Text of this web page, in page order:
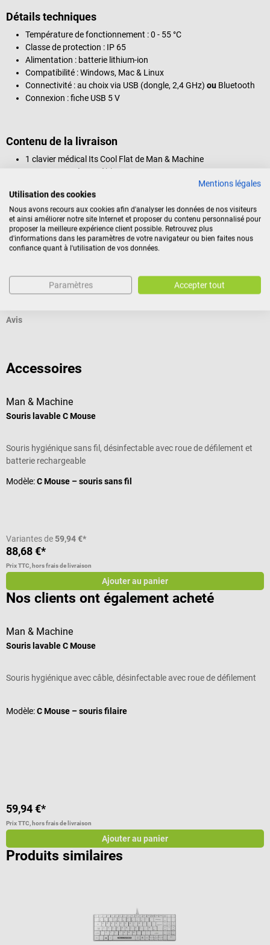
Détails techniques
Température de fonctionnement : 0 - 55 °C
Classe de protection : IP 65
Alimentation : batterie lithium-ion
Compatibilité : Windows, Mac & Linux
Connectivité : au choix via USB (dongle, 2,4 GHz) ou Bluetooth
Connexion : fiche USB 5 V
Contenu de la livraison
1 clavier médical Its Cool Flat de Man & Machine
Connecté par câble
Disposition : QWERTZ (disposition du clavier allemand)
1 câble USB
Identification du produit
Documents
Avis
Accessoires
Man & Machine
Souris lavable C Mouse
Souris hygiénique sans fil, désinfectable avec roue de défilement et
batterie rechargeable
Modèle:C Mouse – souris sans fil
Variantes de 59,94 €*
88,68 €*
Prix TTC, hors frais de livraison
Ajouter au panier
Nos clients ont également acheté
Man & Machine
Souris lavable C Mouse
Souris hygiénique avec câble, désinfectable avec roue de défilement
Modèle:C Mouse – souris filaire
59,94 €*
Prix TTC, hors frais de livraison
Ajouter au panier
Produits similaires
Mentions légales
Utilisation des cookies
Nous avons recours aux cookies afin d'analyser les données de nos visiteurs
et ainsi améliorer notre site Internet et proposer du contenu personnalisé pour
proposer la meilleure expérience client possible. Retrouvez plus
d'informations dans les paramètres de votre navigateur ou bien faites nous
confiance quant à l'utilisation de vos données.
Paramètres Accepter tout